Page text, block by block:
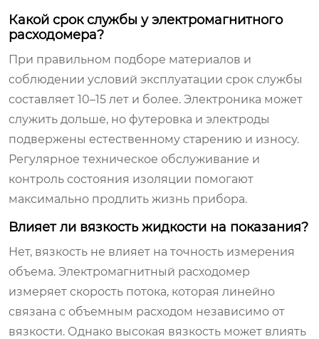
Какой срок службы у электромагнитного
расходомера?
При правильном подборе материалов и
соблюдении условий эксплуатации срок службы
составляет 10–15 лет и более. Электроника может
служить дольше, но футеровка и электроды
подвержены естественному старению и износу.
Регулярное техническое обслуживание и
контроль состояния изоляции помогают
максимально продлить жизнь прибора.
Влияет ли вязкость жидкости на показания?
Нет, вязкость не влияет на точность измерения
объема. Электромагнитный расходомер
измеряет скорость потока, которая линейно
связана с объемным расходом независимо от
вязкости. Однако высокая вязкость может влиять